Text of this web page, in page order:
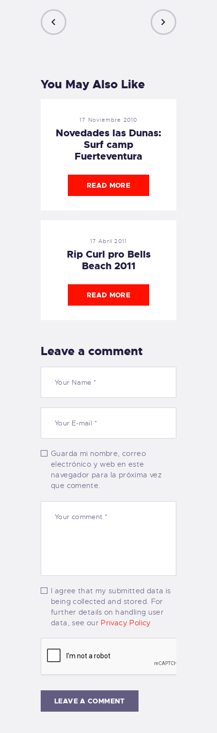
You May Also Like
17 Noviembre 2010
Novedades las Dunas:
Surf camp
Fuerteventura
READ MORE
17 Abril 2011
Rip Curl pro Bells
Beach 2011
READ MORE
Leave a comment
Guarda mi nombre, correo
electrónico y web en este
navegador para la próxima vez
que comente.
I agree that my submitted data is
being collected and stored. For
further details on handling user
data, see our Privacy Policy